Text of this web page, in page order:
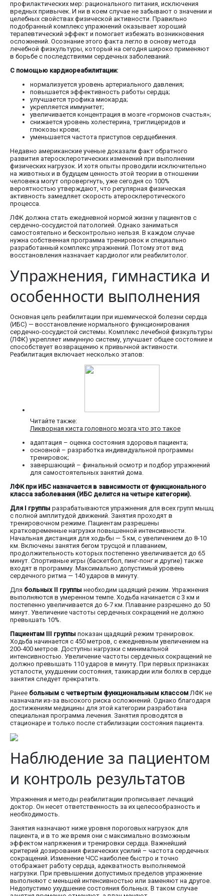
профилактических мер: рационального питания, исключения
вредных привычек. И ни в коем случае не забывают о значении и
целебных свойствах физической активности. Правильно
подобранный комплекс упражнений оказывает хороший
терапевтический эффект и помогает избежать возникновения
осложнений. Осознание этого факта легло в основу метода
лечебной физкультуры, который на сегодня широко применяют
в борьбе с последствиями сердечных заболеваний.
С помощью кардиореабилитации:
нормализуется уровень артериального давления;
повышается эффективность работы сердца;
улучшается трофика миокарда;
укрепляется иммунитет;
увеличивается концентрация в мозге «гормонов счастья»;
снижается уровень холестерина, триглицеридов и
глюкозы крови;
уменьшается частота приступов сердцебиения.
Недавно американские ученые доказали факт обратного
развития атеросклеротических изменений при выполнении
физических нагрузок. И хотя опыты проводили исключительно
на животных и в будущем ценность этой теории в отношении
человека могут опровергнуть, уже сегодня со 100%
вероятностью утверждают, что регулярная физическая
активность замедляет скорость атеросклеротического
процесса.
ЛФК должна стать ежедневной нормой жизни у пациентов с
сердечно-сосудистой патологией. Однако заниматься
самостоятельно и бесконтрольно нельзя. В каждом случае
нужна собственная программа тренировок и специально
разработанный комплекс упражнений. Потому этот вид
восстановления назначает кардиолог или реабилитолог.
Упражнения, гимнастика и
особенности выполнения
Основная цель реабилитации при ишемической болезни сердца
(ИБС) — восстановление нормального функционирования
сердечно-сосудистой системы. Комплекс лечебной физкультуры
(ЛФК) укрепляет иммунную систему, улучшает общее состояние и
способствует возвращению к привычной активности.
Реабилитация включает несколько этапов:
Читайте также:
Ликворная киста головного мозга что это такое
адаптация – оценка состояния здоровья пациента;
основной – разработка индивидуальной программы
тренировок;
завершающий – финальный осмотр и подбор упражнений
для самостоятельных занятий дома.
ЛФК при ИБС назначается в зависимости от функционального
класса заболевания (ИБС делится на четыре категории).
Для I группы разрабатываются упражнения для всех групп мышц
с полной амплитудой движений. Занятия проходят в
тренировочном режиме. Пациентам разрешены
кратковременные нагрузки повышенной интенсивности.
Начальная дистанция для ходьбы — 5 км, с увеличением до 8-10
км. Включены занятия бегом трусцой и плаванием,
продолжительность которых постепенно увеличивается до 65
минут. Спортивные игры (баскетбол, пинг-понг и другие) также
входят в программу. Максимально допустимый уровень
сердечного ритма — 140 ударов в минуту.
Для больных II группы необходим щадящий режим. Упражнения
выполняются в умеренном темпе. Ходьба начинается с 3 км и
постепенно увеличивается до 6-7 км. Плавание разрешено до 50
минут. Увеличение частоты сердечных сокращений не должно
превышать 10%.
Пациентам III группы показан щадящий режим тренировок.
Ходьба начинается с 450 метров, с ежедневным увеличением на
200-400 метров. Доступны нагрузки с минимальной
интенсивностью. Увеличение частоты сердечных сокращений не
должно превышать 110 ударов в минуту. При первых признаках
усталости, ухудшении состояния, тахикардии или болях в сердце
занятия следует прекратить.
Ранее больным с четвертым функциональным классом ЛФК не
назначали из-за высокого риска осложнений. Однако благодаря
достижениям медицины для этой категории разработана
специальная программа лечения. Занятия проводятся в
стационаре и только после стабилизации состояния пациента.
Наблюдение за пациентом
и контроль результатов
Упражнения и методы реабилитации прописывает лечащий
доктор. Он несет ответственность за их целесообразность и
необходимость.
Занятия назначают ниже уровня пороговых нагрузок для
пациента, и в то же время они с максимально возможным
эффектом напряжения и тренировки сердца. Важнейший
критерий дозирования физических усилий – частота сердечных
сокращений. Изменение ЧСС наиболее быстро и точно
отображает работу сердца, адекватность выполняемой
нагрузки. При превышении допустимых пределов упражнение
выполняют с меньшей интенсивностью или заменяют на другое.
Недопустимо ухудшение состояния больных. В таком случае